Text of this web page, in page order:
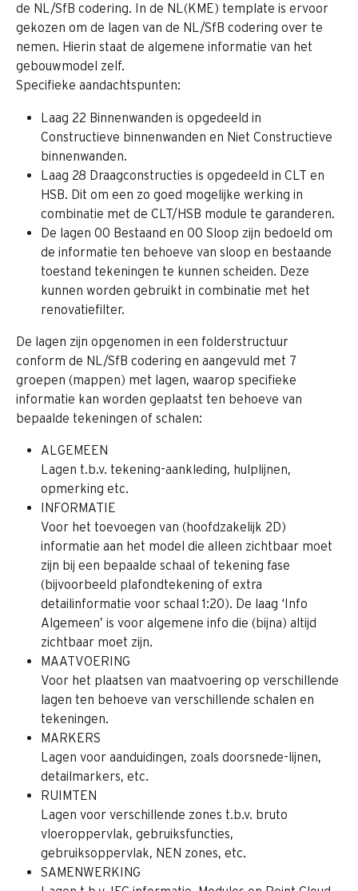
de NL/SfB codering. In de NL(KME) template is ervoor
gekozen om de lagen van de NL/SfB codering over te
nemen. Hierin staat de algemene informatie van het
gebouwmodel zelf.
Specifieke aandachtspunten:
Laag 22 Binnenwanden is opgedeeld in
Constructieve binnenwanden en Niet Constructieve
binnenwanden.
Laag 28 Draagconstructies is opgedeeld in CLT en
HSB. Dit om een zo goed mogelijke werking in
combinatie met de CLT/HSB module te garanderen.
De lagen 00 Bestaand en 00 Sloop zijn bedoeld om
de informatie ten behoeve van sloop en bestaande
toestand tekeningen te kunnen scheiden. Deze
kunnen worden gebruikt in combinatie met het
renovatiefilter.
De lagen zijn opgenomen in een folderstructuur
conform de NL/SfB codering en aangevuld met 7
groepen (mappen) met lagen, waarop specifieke
informatie kan worden geplaatst ten behoeve van
bepaalde tekeningen of schalen:
ALGEMEEN
Lagen t.b.v. tekening-aankleding, hulplijnen,
opmerking etc.
INFORMATIE
Voor het toevoegen van (hoofdzakelijk 2D)
informatie aan het model die alleen zichtbaar moet
zijn bij een bepaalde schaal of tekening fase
(bijvoorbeeld plafondtekening of extra
detailinformatie voor schaal 1:20). De laag ‘Info
Algemeen’ is voor algemene info die (bijna) altijd
zichtbaar moet zijn.
MAATVOERING
Voor het plaatsen van maatvoering op verschillende
lagen ten behoeve van verschillende schalen en
tekeningen.
MARKERS
Lagen voor aanduidingen, zoals doorsnede-lijnen,
detailmarkers, etc.
RUIMTEN
Lagen voor verschillende zones t.b.v. bruto
vloeroppervlak, gebruiksfuncties,
gebruiksoppervlak, NEN zones, etc.
SAMENWERKING